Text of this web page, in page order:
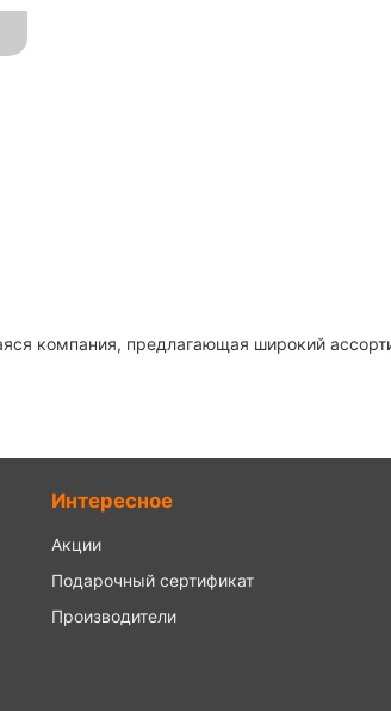
компания, предлагающая широкий
Интересное
Акции
Подарочный сертификат
Производители